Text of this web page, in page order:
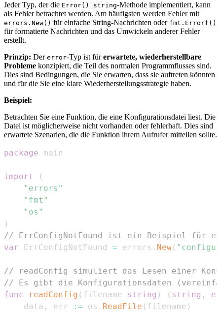
Jeder Typ, der die Error() string-Methode implementiert, kann
als Fehler betrachtet werden. Am häufigsten werden Fehler mit
errors.New() für einfache String-Nachrichten oder fmt.Errorf()
für formatierte Nachrichten und das Umwickeln anderer Fehler
erstellt.
Prinzip: Der error-Typ ist fürerwartete, wiederherstellbare
Probleme konzipiert, die Teil des normalen Programmflusses sind.
Dies sind Bedingungen, die Sie erwarten, dass sie auftreten könnten
und für die Sie eine klare Wiederherstellungsstrategie haben.
Beispiel:
Betrachten Sie eine Funktion, die eine Konfigurationsdatei liest. Die
Datei ist möglicherweise nicht vorhanden oder fehlerhaft. Dies sind
erwartete Szenarien, die die Funktion ihrem Aufrufer mitteilen sollte.
package
import
(
"errors"
"fmt"
"os"
)
// ErrConfigNotFound ist ein Beispiel für
var ErrConfigNotFound = errors . New(
// readConfig simuliert das Lesen einer
// Es gibt die Konfigurationsdaten
func
readConfig ( filename string ) ( string ,
	data
, err := os . ReadFile ( filename )